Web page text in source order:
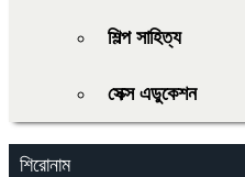
শিল্প সাহিত্য
সেক্স এডুকেশন
শিরোনাম